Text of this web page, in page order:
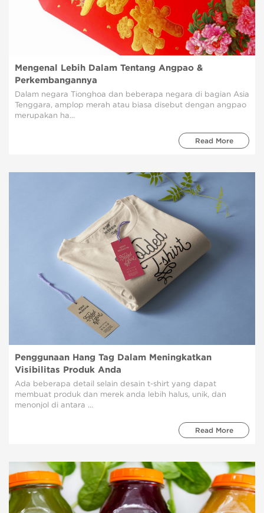
Mengenal Lebih Dalam Tentang Angpao &
Perkembangannya
Dalam negara Tionghoa dan beberapa negara di bagian Asia
Tenggara, amplop merah atau biasa disebut dengan angpao
merupakan ha...
Read More
Penggunaan Hang Tag Dalam Meningkatkan
Visibilitas Produk Anda
Ada beberapa detail selain desain t-shirt yang dapat
membuat produk dan merek anda lebih halus, unik, dan
menonjol di antara ...
Read More